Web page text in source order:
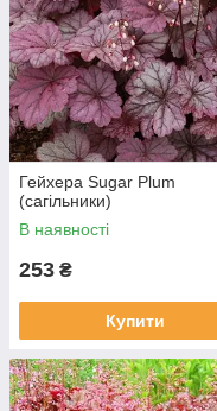
Гейхера Sugar Plum
(сагільники)
В наявності
253 ₴
Купити